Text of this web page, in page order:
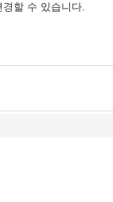
할 수 있습니다.